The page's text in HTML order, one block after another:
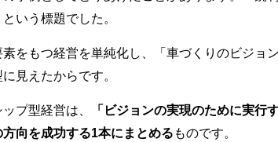
いう標題でした。
をもつ経営を単純化し、「車づくりのビジョ
見えたからです。
プ型経営は、
「ビジョンの実現のために実行
向を成功する1本にまとめる ものです。